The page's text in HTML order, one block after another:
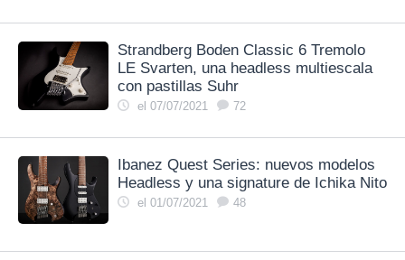
Strandberg Boden Classic 6 Tremolo
LE Svarten, una headless multiescala
con pastillas Suhr
el 07/07/2021 72
Ibanez Quest Series: nuevos modelos
Headless y una signature de Ichika Nito
el 01/07/2021 48